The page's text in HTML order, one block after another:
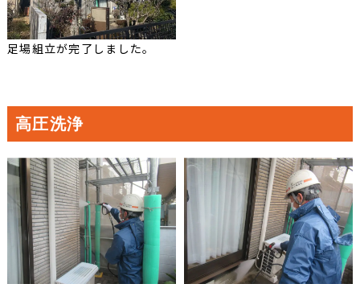
足場組立が完了しました。
高圧洗浄